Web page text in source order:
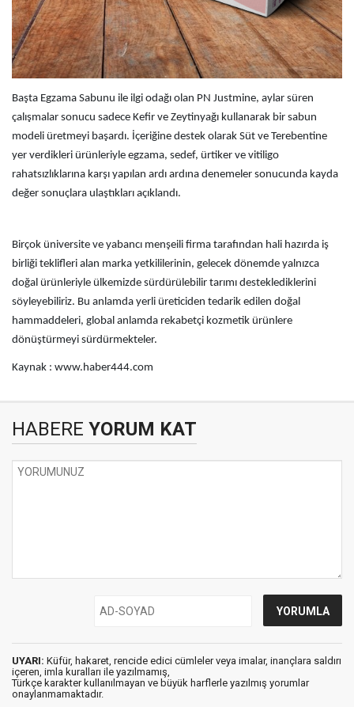
Başta Egzama Sabunu ile ilgi odağı olan PN Justmine, aylar süren
çalışmalar sonucu sadece Kefir ve Zeytinyağı kullanarak bir sabun
modeli üretmeyi başardı. İçeriğine destek olarak Süt ve Terebentine
yer verdikleri ürünleriyle egzama, sedef, ürtiker ve vitiligo
rahatsızlıklarına karşı yapılan ardı ardına denemeler sonucunda kayda
değer sonuçlara ulaştıkları açıklandı.
Birçok üniversite ve yabancı menşeili firma tarafından hali hazırda iş
birliği teklifleri alan marka yetkililerinin, gelecek dönemde yalnızca
doğal ürünleriyle ülkemizde sürdürülebilir tarımı desteklediklerini
söyleyebiliriz. Bu anlamda yerli üreticiden tedarik edilen doğal
hammaddeleri, global anlamda rekabetçi kozmetik ürünlere
dönüştürmeyi sürdürmekteler.
Kaynak : www.haber444.com
HABERE YORUM KAT
UYARI: Küfür, hakaret, rencide edici cümleler veya imalar, inançlara saldırı
içeren, imla kuralları ile yazılmamış,
Türkçe karakter kullanılmayan ve büyük harflerle yazılmış yorumlar
onaylanmamaktadır.